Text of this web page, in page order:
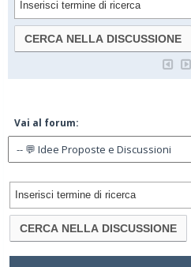
Vai al forum: